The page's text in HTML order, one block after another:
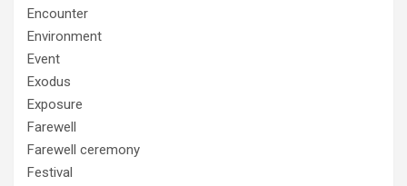
Encounter
Environment
Event
Exodus
Exposure
Farewell
Farewell ceremony
Festival